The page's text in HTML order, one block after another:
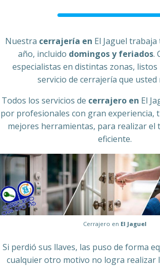
Nuestra cerrajería en El Jaguel
año, incluido domingos y feriados.
especialistas en distintas zonas,
servicio de cerrajería que usted
Todos los servicios de cerrajero en El
por profesionales con gran experiencia,
mejores herramientas, para realizar el
eficiente.
Cerrajero en El Jaguel
Si perdió sus llaves, las puso de forma
cualquier otro motivo no logra realizar